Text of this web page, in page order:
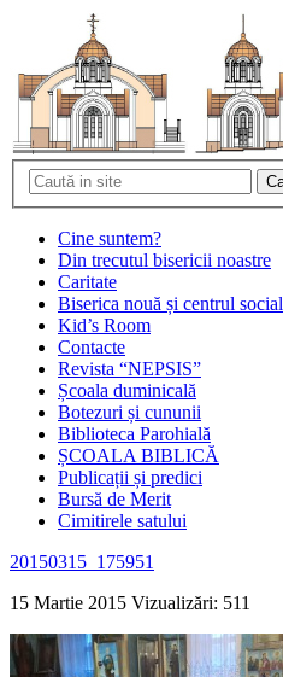
Cine suntem?
Din trecutul bisericii noastre
Caritate
Biserica nouă și centrul social
Kid’s Room
Contacte
Revista “NEPSIS”
Școala duminicală
Botezuri și cununii
Biblioteca Parohială
ȘCOALA BIBLICĂ
Publicații și predici
Bursă de Merit
Cimitirele satului
20150315_175951
15 Martie 2015 Vizualizări: 511